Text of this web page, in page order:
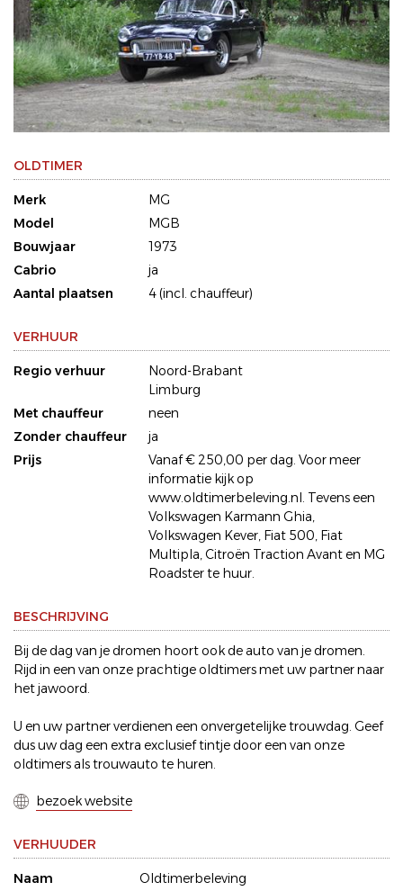
OLDTIMER
Merk
MG
Model
MGB
Bouwjaar
1973
Cabrio
ja
Aantal plaatsen
4 (incl. chauffeur)
VERHUUR
Regio verhuur
Noord-Brabant
Limburg
Met chauffeur
neen
Zonder chauffeur
ja
Prijs
Vanaf € 250,00 per dag. Voor meer
informatie kijk op
www.oldtimerbeleving.nl. Tevens een
Volkswagen Karmann Ghia,
Volkswagen Kever, Fiat 500, Fiat
Multipla, Citroën Traction Avant en MG
Roadster te huur.
BESCHRIJVING
Bij de dag van je dromen hoort ook de auto van je dromen.
Rijd in een van onze prachtige oldtimers met uw partner naar
het jawoord.
U en uw partner verdienen een onvergetelijke trouwdag. Geef
dus uw dag een extra exclusief tintje door een van onze
oldtimers als trouwauto te huren.
bezoek website
VERHUUDER
Naam
Oldtimerbeleving